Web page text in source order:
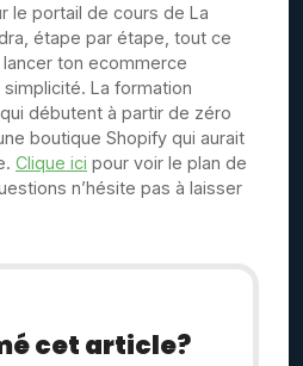
le portail de cours de La
étape par étape, tout ce
ton ecommerce
La formation
débutent à partir de zéro
boutique Shopify qui aurait
Clique ici pour voir le plan de
n’hésite pas à laisser
cet article?